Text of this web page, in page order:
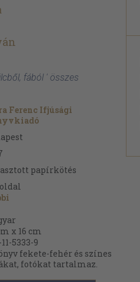
fából ' összes
Ferenc Ifjúsági
papírkötés
oldal
x 16 cm
5333-9
fekete-fehér és színes
fotókat tartalmaz.